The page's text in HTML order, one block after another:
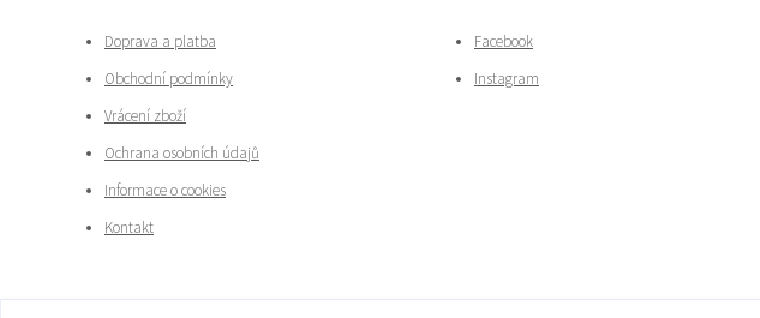
Doprava a platba
Obchodní podmínky
Vrácení zboží
Ochrana osobních údajů
Informace o cookies
Kontakt
Facebook
Instagram